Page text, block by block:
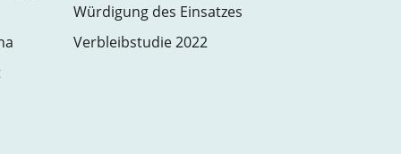
Würdigung des Einsatzes
Verbleibstudie 2022